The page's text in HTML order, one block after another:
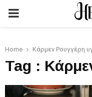
PRIMARY
Home Κάρμεν Ρουγγέρη
Tag :